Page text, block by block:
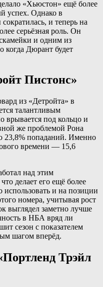
«Хьюстон» ещё более
успех. Однако в
и теперь на
серьёзная роль. Он
и одним из
когда Дюрант будет
Пистонс»
из «Детройта» в
талантливым
врывается под кольцо и
же проблемой Рона
23,8% попаданий. Именно
времени — 15,6
над этим
делает его ещё более
и на позиции
номера, учитывая рост
выглядел заметно лучше
в НБА вряд ли
сезон с показателем
шагом вперёд.
Трэйл